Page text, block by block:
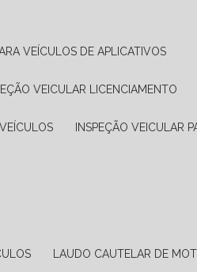
VEÍCULOS DE APLICATIVOS
VEICULAR LICENCIAMENTO
INSPEÇÃO VEICULAR
LAUDO CAUTELAR DE